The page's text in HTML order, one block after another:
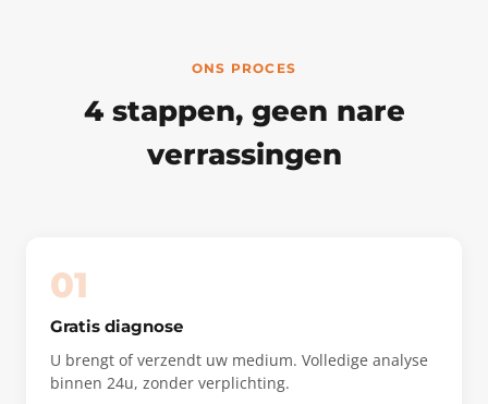
ONS PROCES
4 stappen, geen nare
verrassingen
01
Gratis diagnose
U brengt of verzendt uw medium. Volledige analyse
binnen 24u, zonder verplichting.